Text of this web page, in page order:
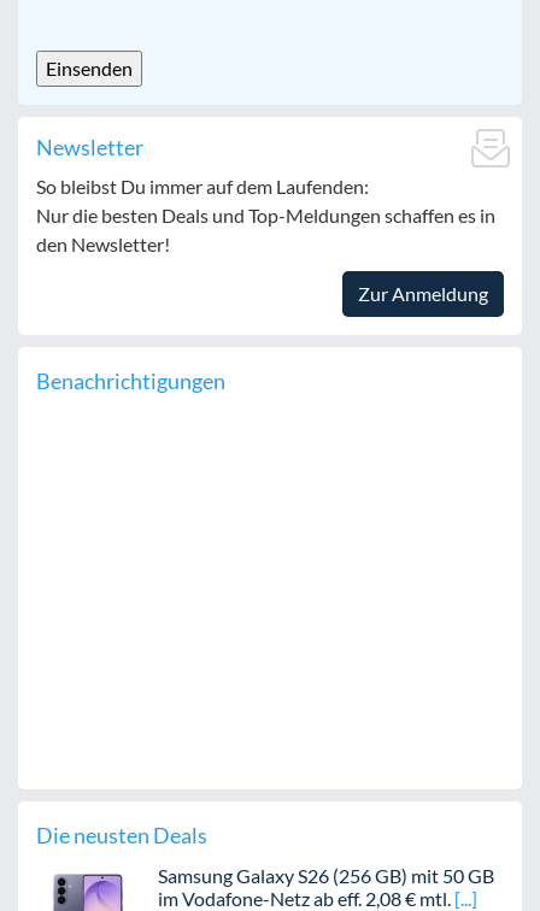
Newsletter
So bleibst Du immer auf dem Laufenden:
Nur die besten Deals und Top-Meldungen schaffen es in
den Newsletter!
Zur Anmeldung
Benachrichtigungen
Die neusten Deals
Samsung Galaxy S26 (256 GB) mit 50 GB
im Vodafone-Netz ab eff. 2,08 € mtl.